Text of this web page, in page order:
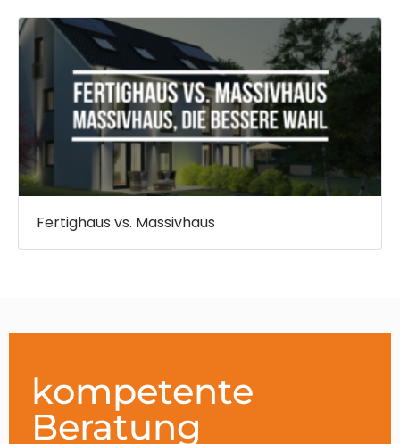
Fertighaus vs. Massivhaus
kompetente
Beratung